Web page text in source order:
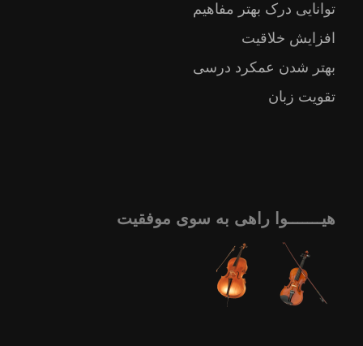
توانایی درک بهتر مفاهیم
افزایش خلاقیت
بهتر شدن عمکرد درسی
تقویت زبان
هیـــــــوا راهی به سوی موفقیت